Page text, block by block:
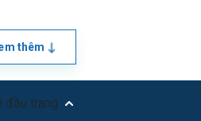
thêm
đầu trang